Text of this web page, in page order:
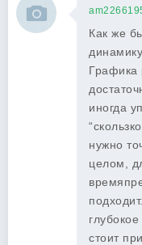
Как же
Графика
иногда
нужно
целом,
стоит